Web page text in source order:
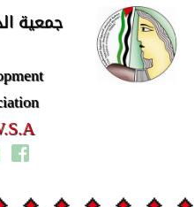
جمعية